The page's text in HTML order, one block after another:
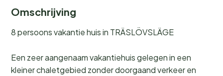
Omschrijving
8 persoons vakantie huis in TRÄSLÖVSLÄGE
Een zeer aangenaam vakantiehuis gelegen in een
kleiner chaletgebied zonder doorgaand verkeer en